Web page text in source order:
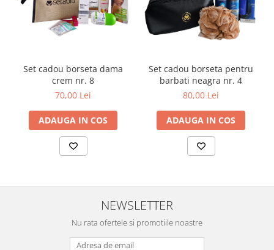
Set cadou borseta dama
crem nr. 8
70,00 Lei
ADAUGA IN COS
Set cadou borseta pentru
barbati neagra nr. 4
80,00 Lei
ADAUGA IN COS
NEWSLETTER
Nu rata ofertele si promotiile noastre